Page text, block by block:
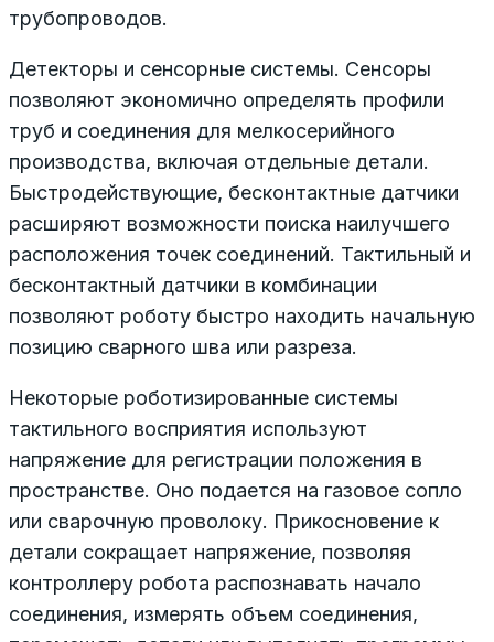
трубопроводов.
Детекторы и сенсорные системы. Сенсоры
позволяют экономично определять профили
труб и соединения для мелкосерийного
производства, включая отдельные детали.
Быстродействующие, бесконтактные датчики
расширяют возможности поиска наилучшего
расположения точек соединений. Тактильный и
бесконтактный датчики в комбинации
позволяют роботу быстро находить начальную
позицию сварного шва или разреза.
Некоторые роботизированные системы
тактильного восприятия используют
напряжение для регистрации положения в
пространстве. Оно подается на газовое сопло
или сварочную проволоку. Прикосновение к
детали сокращает напряжение, позволяя
контроллеру робота распознавать начало
соединения, измерять объем соединения,